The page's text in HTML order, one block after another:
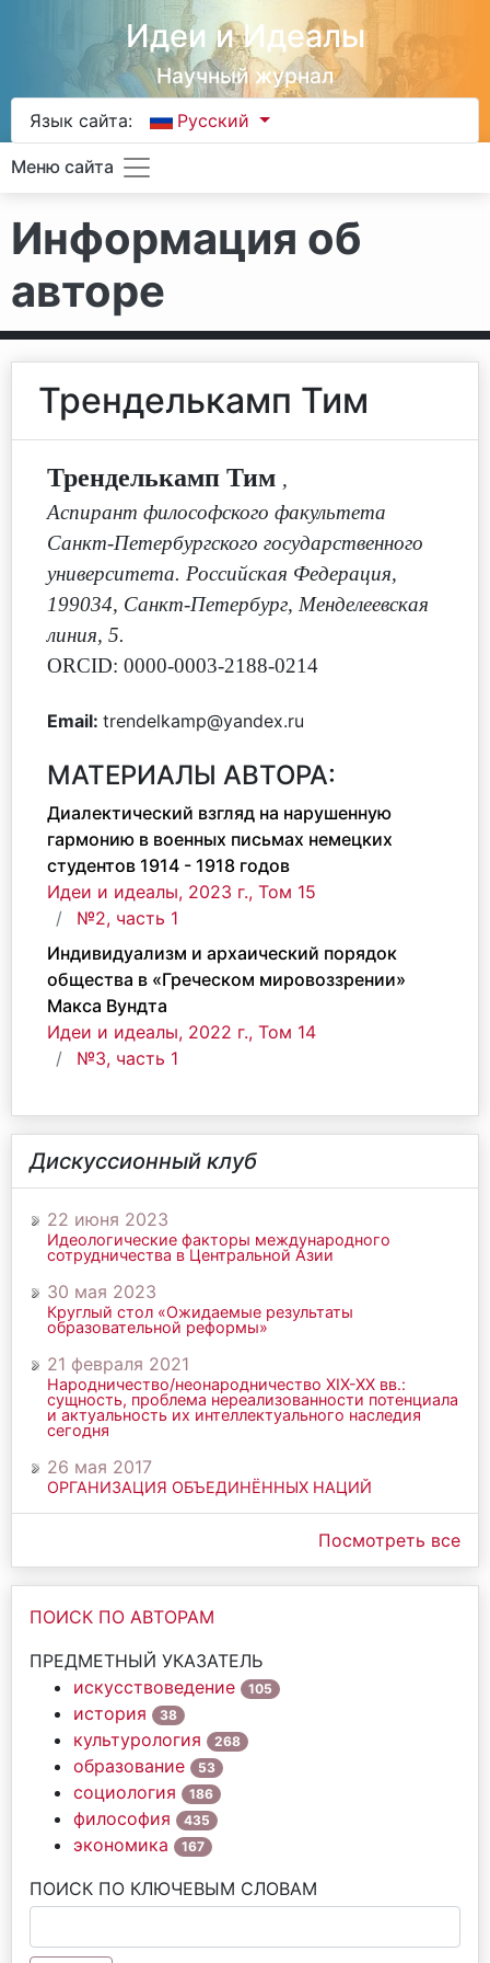
Идеи и Идеалы
Научный журнал
Язык сайта: Русский
Меню сайта
Информация об
авторе
Тренделькамп Тим
Тренделькамп Тим ,
Аспирант философского факультета
Санкт-Петербургского государственного
университета. Российская Федерация,
199034, Санкт-Петербург, Менделеевская
линия, 5.
ORCID: 0000-0003-2188-0214
Email: trendelkamp@yandex.ru
МАТЕРИАЛЫ АВТОРА:
Диалектический взгляд на нарушенную
гармонию в военных письмах немецких
студентов 1914 - 1918 годов
Идеи и идеалы, 2023 г., Том 15
№2, часть 1
Индивидуализм и архаический порядок
общества в «Греческом мировоззрении»
Макса Вундта
Идеи и идеалы, 2022 г., Том 14
№3, часть 1
Дискуссионный клуб
22 июня 2023
Идеологические факторы международного
сотрудничества в Центральной Азии
30 мая 2023
Круглый стол «Ожидаемые результаты
образовательной реформы»
21 февраля 2021
Народничество/неонародничество ХIХ-ХХ вв.:
сущность, проблема нереализованности потенциала
и актуальность их интеллектуального наследия
сегодня
26 мая 2017
ОРГАНИЗАЦИЯ ОБЪЕДИНЁННЫХ НАЦИЙ
Посмотреть все
ПОИСК ПО АВТОРАМ
ПРЕДМЕТНЫЙ УКАЗАТЕЛЬ
искусствоведение
105
история 38
культурология 268
образование 53
социология 186
философия 435
экономика 167
ПОИСК ПО КЛЮЧЕВЫМ СЛОВАМ